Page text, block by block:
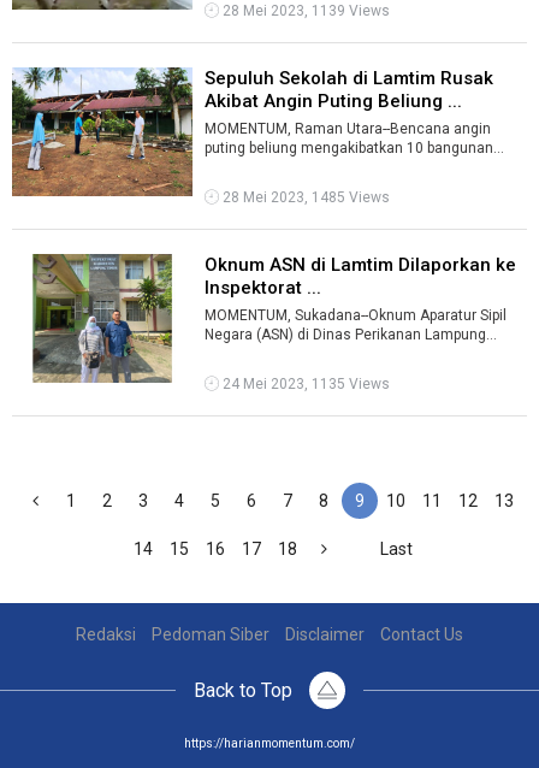
28 Mei 2023, 1139 Views
Sepuluh Sekolah di Lamtim Rusak
Akibat Angin Puting Beliung ...
MOMENTUM, Raman Utara--Bencana angin
puting beliung mengakibatkan 10 bangunan
mengalami k ...
28 Mei 2023, 1485 Views
Oknum ASN di Lamtim Dilaporkan ke
Inspektorat ...
MOMENTUM, Sukadana--Oknum Aparatur Sipil
Negara (ASN) di Dinas Perikanan Lampung
24 Mei 2023, 1135 Views
1 2 3 4 5 6 7 8 9 10 11 12 13
14 15 16 17 18 Last
Redaksi Pedoman Siber Disclaimer Contact Us
Back to Top
https://harianmomentum.com/